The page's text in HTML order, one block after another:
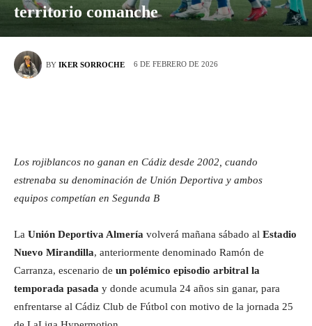
territorio comanche
BY IKER SORROCHE 6 DE FEBRERO DE 2026
Los rojiblancos no ganan en Cádiz desde 2002, cuando
estrenaba su denominación de Unión Deportiva y ambos
equipos competían en Segunda B
La Unión Deportiva Almería volverá mañana sábado al Estadio
Nuevo Mirandilla, anteriormente denominado Ramón de
Carranza, escenario de un polémico episodio arbitral la
temporada pasada y donde acumula 24 años sin ganar, para
enfrentarse al Cádiz Club de Fútbol con motivo de la jornada 25